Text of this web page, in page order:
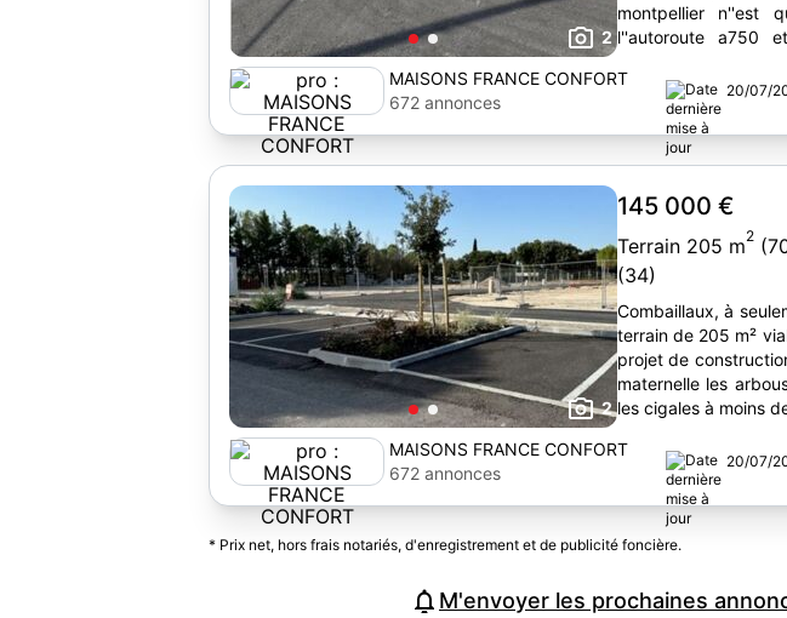
2
montpellier n''est
l''autoroute a750
MAISONS FRANCE CONFORT
672 annonces
20/07/
2
145 000 €
Terrain 205 m2
(34)
Combaillaux, à
terrain de 205 m²
projet de construction sur
maternelle les
les cigales à moins
MAISONS FRANCE CONFORT
672 annonces
20/07/
* Prix net, hors frais notariés, d'enregistrement et de publicité foncière.
M'envoyer les prochaines